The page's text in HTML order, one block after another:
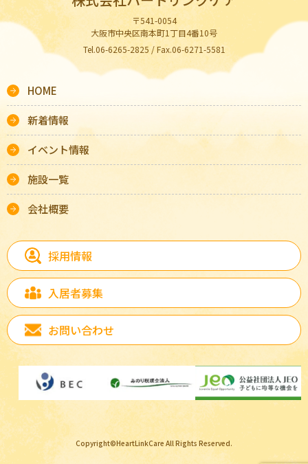
〒541-0054
大阪市中央区南本町1丁目4番10号
Tel.06-6265-2825 / Fax.06-6271-5581
HOME
新着情報
イベント情報
施設一覧
会社概要
採用情報
入居者募集
お問い合わせ
Copyright©HeartLinkCare All Rights Reserved.